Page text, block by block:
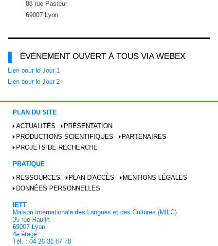
88 rue Pasteur
69007 Lyon
ÉVÈNEMENT OUVERT À TOUS VIA WEBEX
Lien pour le Jour 1
Lien pour le Jour 2
PLAN DU SITE
ACTUALITÉS
PRÉSENTATION
PRODUCTIONS SCIENTIFIQUES
PARTENAIRES
PROJETS DE RECHERCHE
PRATIQUE
RESSOURCES
PLAN D'ACCÈS
MENTIONS LÉGALES
DONNÉES PERSONNELLES
IETT
Maison Internationale des Langues et des Cultures (MILC)
35 rue Raulin
69007 Lyon
4e étage
Tél. : 04 26 31 87 78